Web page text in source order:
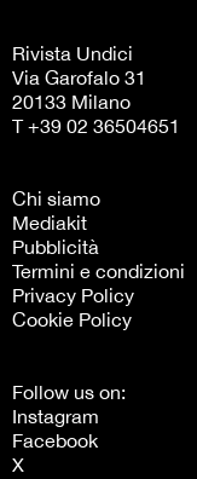
Rivista Undici
Via Garofalo 31
20133 Milano
T +39 02 36504651
Chi siamo
Mediakit
Pubblicità
Termini e condizioni
Privacy Policy
Cookie Policy
Follow us on:
Instagram
Facebook
X